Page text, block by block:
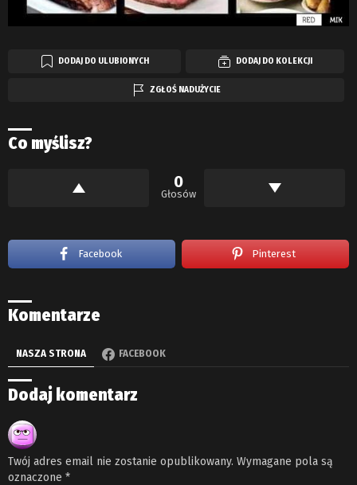
DODAJ DO ULUBIONYCH DODAJ DO KOLEKCJI
ZGŁOŚ NADUŻYCIE
Co myślisz?
0
Głosów
Facebook Pinterest
Komentarze
NASZA STRONA FACEBOOK
Dodaj komentarz
Twój adres email nie zostanie opublikowany. Wymagane pola są
oznaczone *